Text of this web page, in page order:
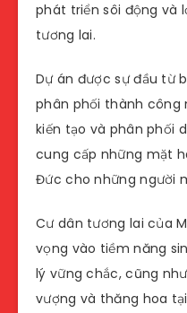
phát triển sôi động và
tương lai.
Dự án được sự đầu từ
phân phối thành công
kiến ​​tạo và phân phối
cung cấp những mặt
Đức cho những người
Cư dân tương lai của
vọng vào tiềm năng
lý vững chắc, cũng
vượng và thăng hoa